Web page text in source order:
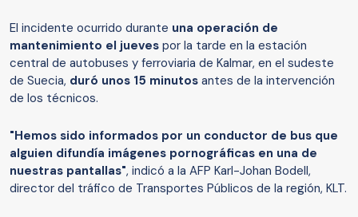
El incidente ocurrido durante una operación de
mantenimiento el jueves por la tarde en la estación
central de autobuses y ferroviaria de Kalmar, en el sudeste
de Suecia, duró unos 15 minutos antes de la intervención
de los técnicos.
"Hemos sido informados por un conductor de bus que
alguien difundía imágenes pornográficas en una de
nuestras pantallas", indicó a la AFP Karl-Johan Bodell,
director del tráfico de Transportes Públicos de la región, KLT.